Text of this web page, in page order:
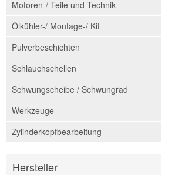
Motoren-/ Teile und Technik
Ölkühler-/ Montage-/ Kit
Pulverbeschichten
Schlauchschellen
Schwungscheibe / Schwungrad
Werkzeuge
Zylinderkopfbearbeitung
Hersteller